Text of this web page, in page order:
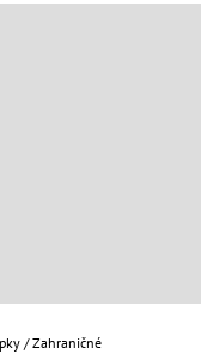
Zahraničné